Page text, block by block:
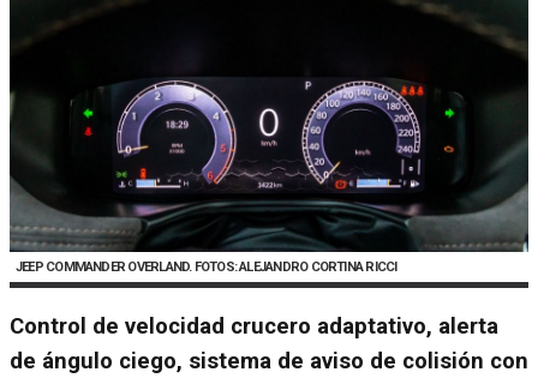
JEEP COMMANDER OVERLAND. FOTOS: ALEJANDRO CORTINA RICCI
Control de velocidad crucero adaptativo, alerta
de ángulo ciego, sistema de aviso de colisión con